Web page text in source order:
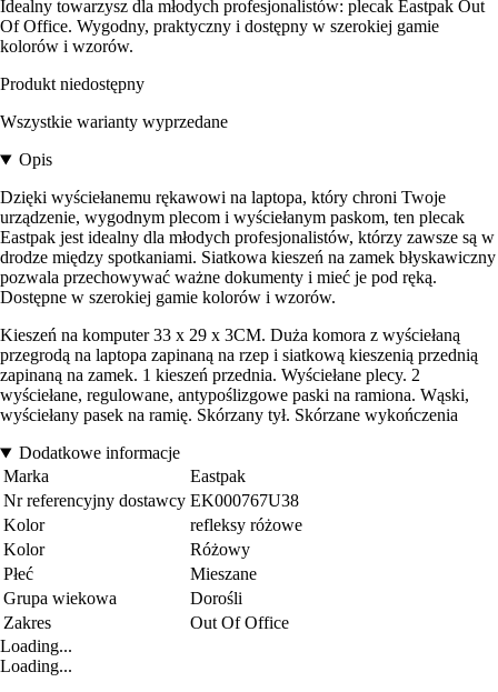
Idealny towarzysz dla młodych profesjonalistów: plecak Eastpak Out
Of Office. Wygodny, praktyczny i dostępny w szerokiej gamie
kolorów i wzorów.
Produkt niedostępny
Wszystkie warianty wyprzedane
Opis
Dzięki wyściełanemu rękawowi na laptopa, który chroni Twoje
urządzenie, wygodnym plecom i wyściełanym paskom, ten plecak
Eastpak jest idealny dla młodych profesjonalistów, którzy zawsze są w
drodze między spotkaniami. Siatkowa kieszeń na zamek błyskawiczny
pozwala przechowywać ważne dokumenty i mieć je pod ręką.
Dostępne w szerokiej gamie kolorów i wzorów.
Kieszeń na komputer 33 x 29 x 3CM. Duża komora z wyściełaną
przegrodą na laptopa zapinaną na rzep i siatkową kieszenią przednią
zapinaną na zamek. 1 kieszeń przednia. Wyściełane plecy. 2
wyściełane, regulowane, antypoślizgowe paski na ramiona. Wąski,
wyściełany pasek na ramię. Skórzany tył. Skórzane wykończenia
Dodatkowe informacje
Marka
Eastpak
Nr referencyjny dostawcy EK000767U38
Kolor
refleksy różowe
Kolor
Różowy
Płeć
Mieszane
Grupa wiekowa
Dorośli
Zakres
Out Of Office
Loading...
Loading...